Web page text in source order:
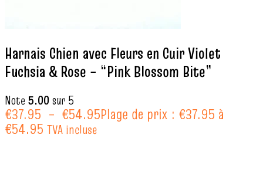
Harnais Chien avec Fleurs en Cuir Violet
Fuchsia & Rose – “Pink Blossom Bite”
Note 5.00sur 5
€37.95 – €54.95Plage de prix : €37.95 à
€54.95 TVA incluse